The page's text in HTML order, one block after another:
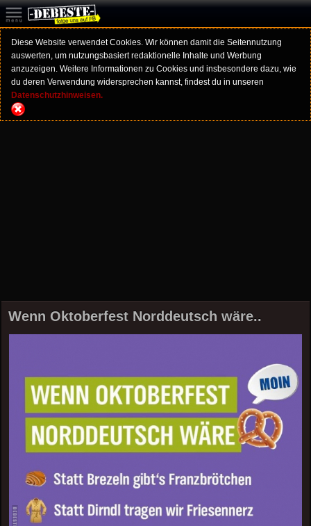
Diese Website verwendet Cookies. Wir können damit die Seitennutzung
auswerten, um nutzungsbasiert redaktionelle Inhalte und Werbung
anzuzeigen. Weitere Informationen zu Cookies und insbesondere dazu, wie
du deren Verwendung widersprechen kannst, findest du in unseren
Datenschutzhinweisen.
Wenn Oktoberfest Norddeutsch wäre..